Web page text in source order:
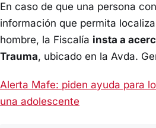
En caso de que una persona
información que permita
hombre, la Fiscalía insta a
Trauma, ubicado en la Avda.
Alerta Mafe: piden ayuda para
una adolescente